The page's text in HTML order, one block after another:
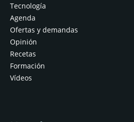
Tecnología
Agenda
Ofertas y demandas
Opinión
Recetas
Formación
Vídeos